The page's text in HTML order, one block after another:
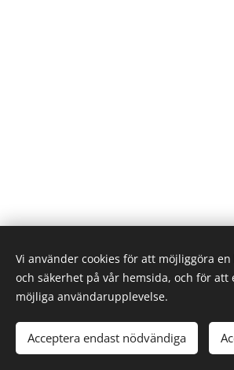
© 2026 Alla rättigheter
Cookies
Svenska
English
Vi använder cookies för att möjliggöra
och säkerhet på vår hemsida, och för att
möjliga användarupplevelse.
Acceptera endast nödvändiga